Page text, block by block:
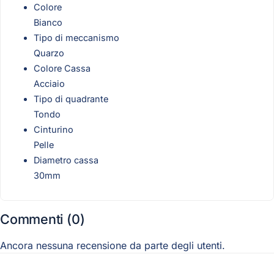
Colore
Bianco
Tipo di meccanismo
Quarzo
Colore Cassa
Acciaio
Tipo di quadrante
Tondo
Cinturino
Pelle
Diametro cassa
30mm
Commenti (0)
Ancora nessuna recensione da parte degli utenti.